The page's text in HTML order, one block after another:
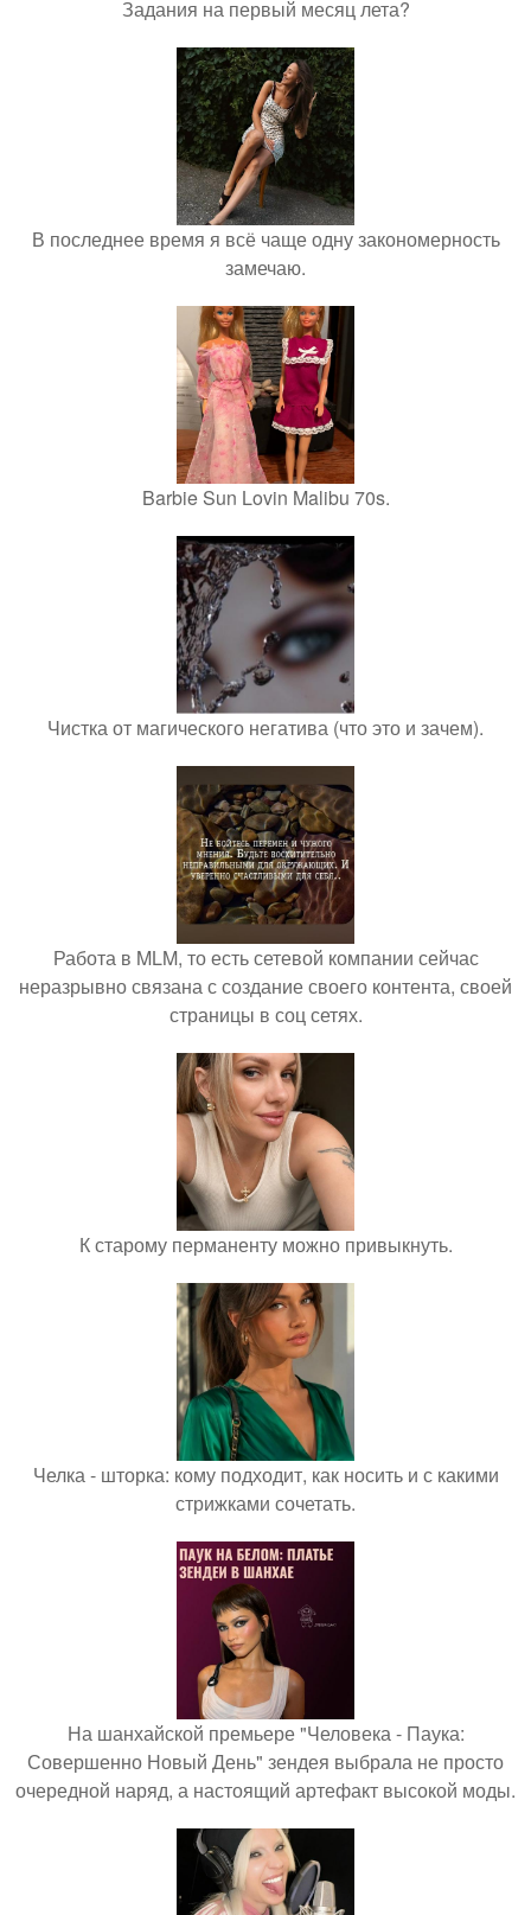
Задания на первый месяц лета?
В последнее время я всё чаще одну закономерность
замечаю.
Barbie Sun Lovin Malibu 70s.
Чистка от магического негатива (что это и зачем).
Работа в MLM, то есть сетевой компании сейчас
неразрывно связана с создание своего контента, своей
страницы в соц сетях.
К старому перманенту можно привыкнуть.
Челка - шторка: кому подходит, как носить и с какими
стрижками сочетать.
На шанхайской премьере "Человека - Паука:
Совершенно Новый День" зендея выбрала не просто
очередной наряд, а настоящий артефакт высокой моды.